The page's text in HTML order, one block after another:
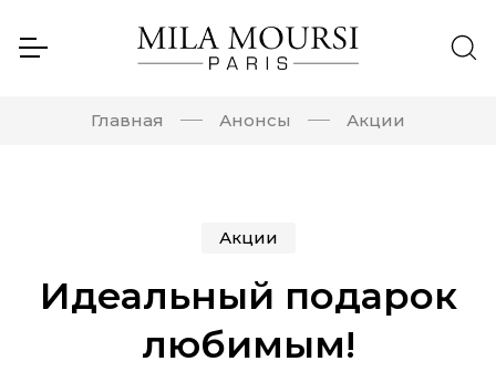
Главная Анонсы Акции
Акции
Идеальный подарок
любимым!